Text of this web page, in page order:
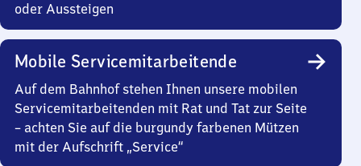
oder Aussteigen
Mobile Servicemitarbeitende
Auf dem Bahnhof stehen Ihnen unsere mobilen
Servicemitarbeitenden mit Rat und Tat zur Seite
– achten Sie auf die burgundy farbenen Mützen
mit der Aufschrift „Service“